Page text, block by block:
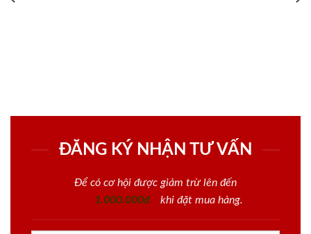
ĐĂNG KÝ NHẬN TƯ VẤN
Để có cơ hội được giảm trừ lên đến
1.000.000đ
khi đặt mua hàng.